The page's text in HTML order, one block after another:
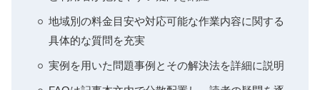
地域別の料金目安や対応可能な作業内容に関する
具体的な質問を充実
実例を用いた問題事例とその解決法を詳細に説明